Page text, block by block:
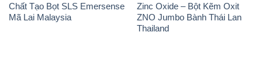
Chất Tạo Bọt SLS Emersense
Mã Lai Malaysia
Zinc Oxide – Bột Kẽm Oxit
ZNO Jumbo Bành Thái Lan
Thailand